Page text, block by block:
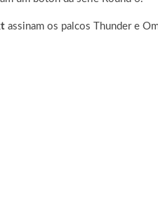
assinam os palcos Thunder e